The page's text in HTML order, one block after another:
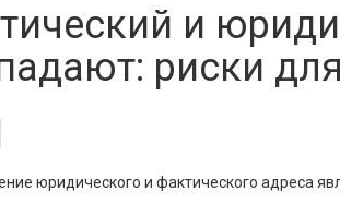
и
риски
юридического и фактического адреса